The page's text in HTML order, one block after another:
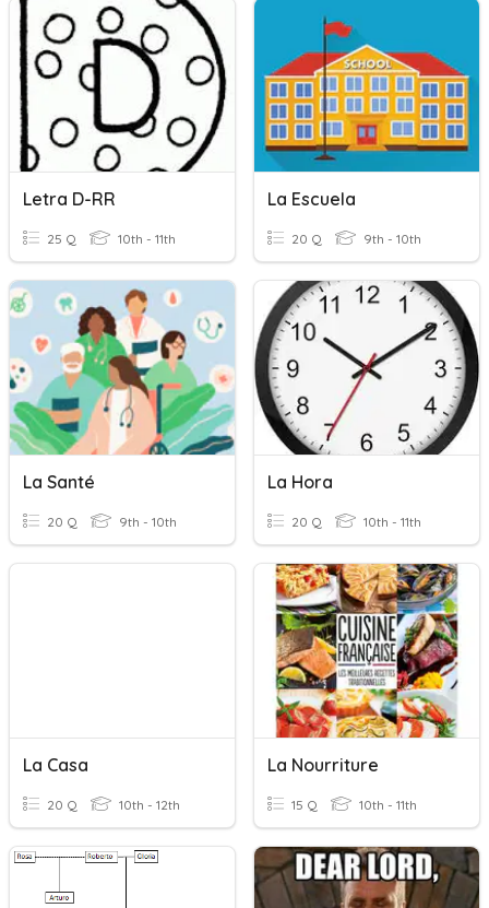
Letra D-RR
25 Q 10th - 11th
La Escuela
20 Q 9th - 10th
La Santé
20 Q 9th - 10th
La Hora
20 Q 10th - 11th
La Casa
20 Q 10th - 12th
La Nourriture
15 Q 10th - 11th